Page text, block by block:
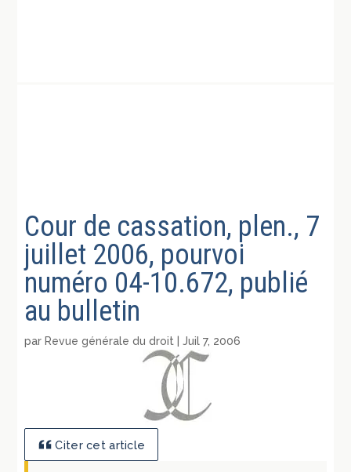
Cour de cassation, plen., 7
juillet 2006, pourvoi
numéro 04-10.672, publié
au bulletin
par Revue générale du droit |Juil 7, 2006
Citer cet article